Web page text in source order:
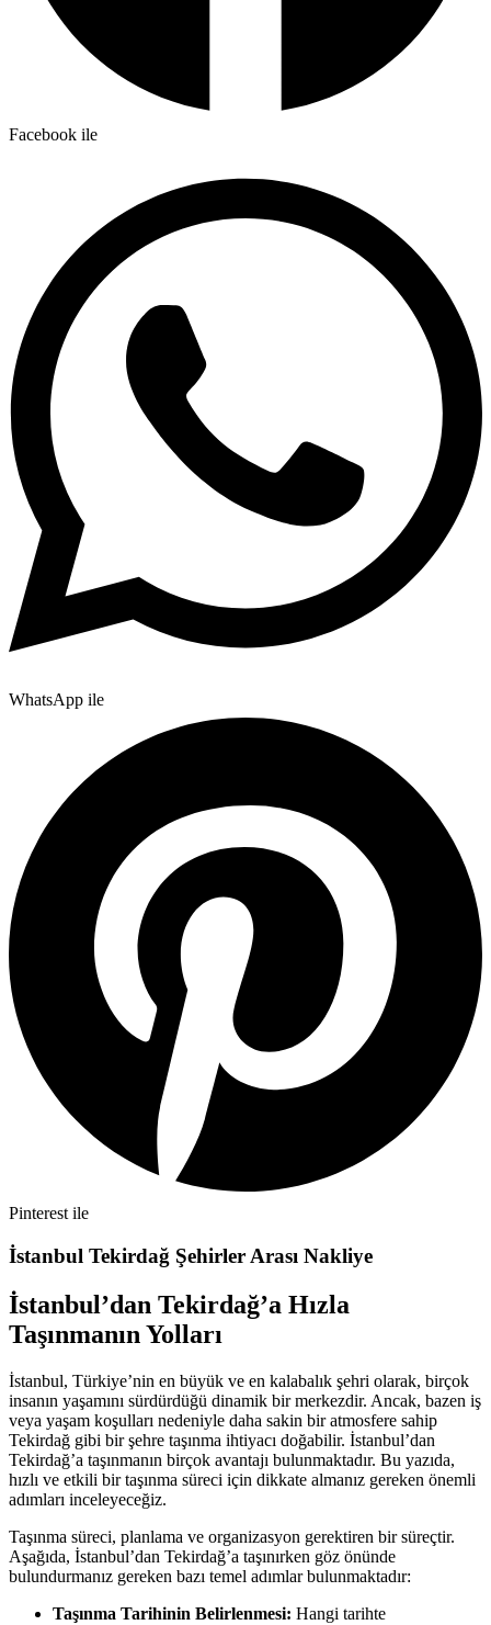
Facebook ile
WhatsApp ile
Pinterest ile
İstanbul Tekirdağ Şehirler Arası Nakliye
İstanbul’dan Tekirdağ’a Hızla
Taşınmanın Yolları
İstanbul, Türkiye’nin en büyük ve en kalabalık şehri olarak, birçok
insanın yaşamını sürdürdüğü dinamik bir merkezdir. Ancak, bazen iş
veya yaşam koşulları nedeniyle daha sakin bir atmosfere sahip
Tekirdağ gibi bir şehre taşınma ihtiyacı doğabilir. İstanbul’dan
Tekirdağ’a taşınmanın birçok avantajı bulunmaktadır. Bu yazıda,
hızlı ve etkili bir taşınma süreci için dikkate almanız gereken önemli
adımları inceleyeceğiz.
Taşınma süreci, planlama ve organizasyon gerektiren bir süreçtir.
Aşağıda, İstanbul’dan Tekirdağ’a taşınırken göz önünde
bulundurmanız gereken bazı temel adımlar bulunmaktadır:
Taşınma Tarihinin Belirlenmesi: Hangi tarihte